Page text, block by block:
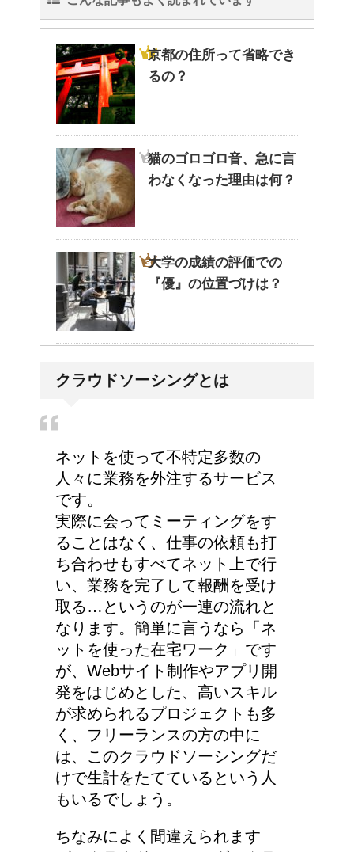
京都の住所って省略でき
るの？
猫のゴロゴロ音、急に言
わなくなった理由は何？
大学の成績の評価での
『優』の位置づけは？
の違和感の原因は「肩こ
クラウドソーシングとは
ネットを使って不特定多数の
人々に業務を外注するサービス
です。
実際に会ってミーティングをす
ることはなく、仕事の依頼も打
ち合わせもすべてネット上で行
い、業務を完了して報酬を受け
取る…というのが一連の流れと
なります。簡単に言うなら「ネ
ットを使った在宅ワーク」です
が、Webサイト制作やアプリ開
発をはじめとした、高いスキル
が求められるプロジェクトも多
く、フリーランスの方の中に
は、このクラウドソーシングだ
けで生計をたてているという人
もいるでしょう。
ちなみによく間違えられます